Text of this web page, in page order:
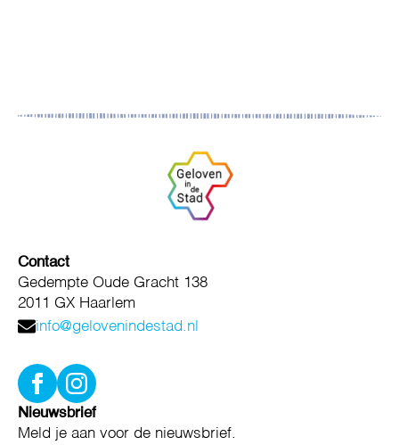
Contact
Gedempte Oude Gracht 138
2011 GX Haarlem
info@gelovenindestad.nl
Nieuwsbrief
Meld je aan voor de nieuwsbrief.